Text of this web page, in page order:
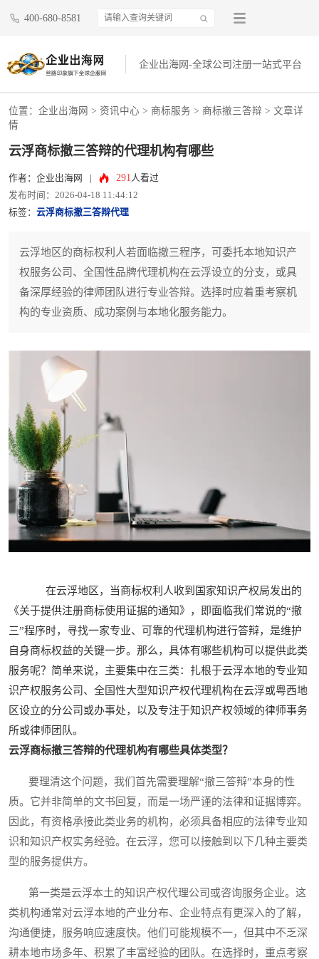
400-680-8581
企业出海网-全球公司注册一站式平台
位置： 企业出海网 > 资讯中心 > 商标服务 > 商标撤三答辩 > 文章详
情
云浮商标撤三答辩的代理机构有哪些
作者：企业出海网 291人看过
发布时间：2026-04-18 11:44:12
标签： 云浮商标撤三答辩代理
云浮地区的商标权利人若面临撤三程序，可委托本地知识产
权服务公司、全国性品牌代理机构在云浮设立的分支，或具
备深厚经验的律师团队进行专业答辩。选择时应着重考察机
构的专业资质、成功案例与本地化服务能力。
在云浮地区，当商标权利人收到国家知识产权局发出的
《关于提供注册商标使用证据的通知》，即面临我们常说的“撤
三”程序时，寻找一家专业、可靠的代理机构进行答辩，是维护
自身商标权益的关键一步。那么，具体有哪些机构可以提供此类
服务呢？简单来说，主要集中在三类：扎根于云浮本地的专业知
识产权服务公司、全国性大型知识产权代理机构在云浮或粤西地
区设立的分公司或办事处，以及专注于知识产权领域的律师事务
所或律师团队。
云浮商标撤三答辩的代理机构有哪些具体类型？
要理清这个问题，我们首先需要理解“撤三答辩”本身的性
质。它并非简单的文书回复，而是一场严谨的法律和证据博弈。
因此，有资格承接此类业务的机构，必须具备相应的法律专业知
识和知识产权实务经验。在云浮，您可以接触到以下几种主要类
型的服务提供方。
第一类是云浮本土的知识产权代理公司或咨询服务企业。这
类机构通常对云浮本地的产业分布、企业特点有更深入的了解，
沟通便捷，服务响应速度快。他们可能规模不一，但其中不乏深
耕本地市场多年、积累了丰富经验的团队。在选择时，重点考察